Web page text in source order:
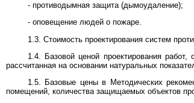
- противодымная защита (дымоудаление);
- оповещение людей о пожаре.
1.3. Стоимость проектирования систем
1.4. Базовой ценой проектирования
рассчитанная на основании натуральных
1.5. Базовые цены в Методических
помещений, количества защищаемых объектов